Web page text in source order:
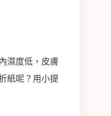
濕度低，皮膚
紙呢？用小提